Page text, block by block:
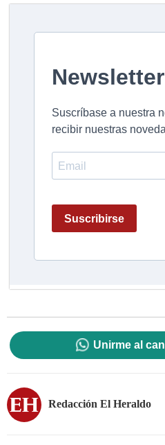
Unirme al
Redacción El Heraldo